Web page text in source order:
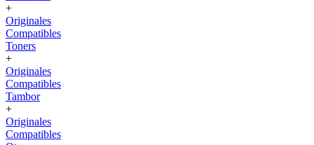
+
Originales
Compatibles
Toners
+
Originales
Compatibles
Tambor
+
Originales
Compatibles